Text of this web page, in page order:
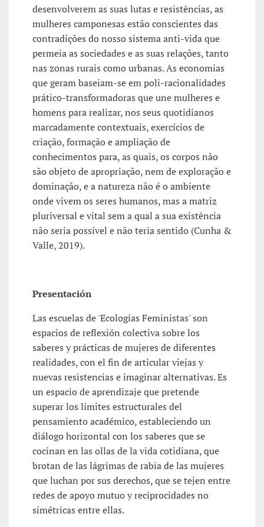
desenvolverem as suas lutas e resistências, as
mulheres camponesas estão conscientes das
contradições do nosso sistema anti-vida que
permeia as sociedades e as suas relações, tanto
nas zonas rurais como urbanas. As economias
que geram baseiam-se em poli-racionalidades
prático-transformadoras que une mulheres e
homens para realizar, nos seus quotidianos
marcadamente contextuais, exercícios de
criação, formação e ampliação de
conhecimentos para, as quais, os corpos não
são objeto de apropriação, nem de exploração e
dominação, e a natureza não é o ambiente
onde vivem os seres humanos, mas a matriz
pluriversal e vital sem a qual a sua existência
não seria possível e não teria sentido (Cunha &
Valle, 2019).
Presentación
Las escuelas de 'Ecologías Feministas' son
espacios de reflexión colectiva sobre los
saberes y prácticas de mujeres de diferentes
realidades, con el fin de articular viejas y
nuevas resistencias e imaginar alternativas. Es
un espacio de aprendizaje que pretende
superar los límites estructurales del
pensamiento académico, estableciendo un
diálogo horizontal con los saberes que se
cocinan en las ollas de la vida cotidiana, que
brotan de las lágrimas de rabia de las mujeres
que luchan por sus derechos, que se tejen entre
redes de apoyo mutuo y reciprocidades no
simétricas entre ellas.